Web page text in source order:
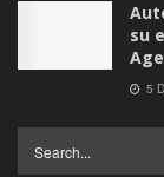
su
5